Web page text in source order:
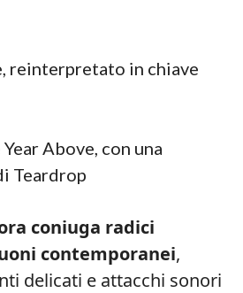
reinterpretato in chiave
Above, con una
Teardrop
coniuga radici
contemporanei,
delicati e attacchi sonori